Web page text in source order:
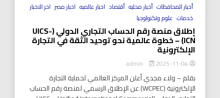
أخبار المحافظات أخبار محليه أقتصاد اخبار عالميه اخبار مصر اخر الاخبار
خدمات علوم وتكنولوجيا
إطلاق منصة رقم الحساب التجاري الدولي (UICS-
ICN) – خطوة عالمية نحو توحيد الثقة في التجارة
الإلكترونية
2025-11-04
بقلم – ولاء مجدي أعلن المركز العالمي لحماية التجارة
الإلكترونية (WCPEC) عن الإطلاق الرسمي لمنصة رقم الحساب